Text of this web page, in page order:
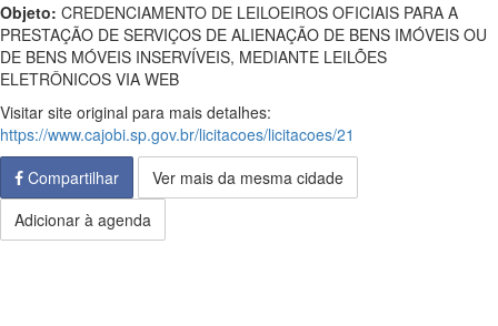
Objeto: CREDENCIAMENTO DE LEILOEIROS OFICIAIS PARA A
PRESTAÇÃO DE SERVIÇOS DE ALIENAÇÃO DE BENS IMÓVEIS OU
DE BENS MÓVEIS INSERVÍVEIS, MEDIANTE LEILÕES
ELETRÔNICOS VIA WEB
Visitar site original para mais detalhes:
https://www.cajobi.sp.gov.br/licitacoes/licitacoes/21
Compartilhar
Ver mais da mesma cidade
Adicionar à agenda